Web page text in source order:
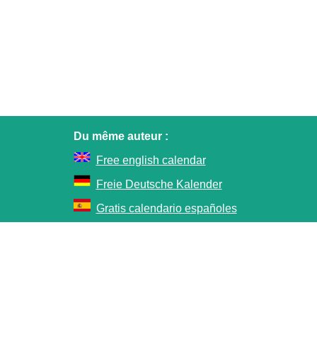
Du même auteur :
Free english calendar
Freie Deutsche Kalender
Gratis calendario españoles